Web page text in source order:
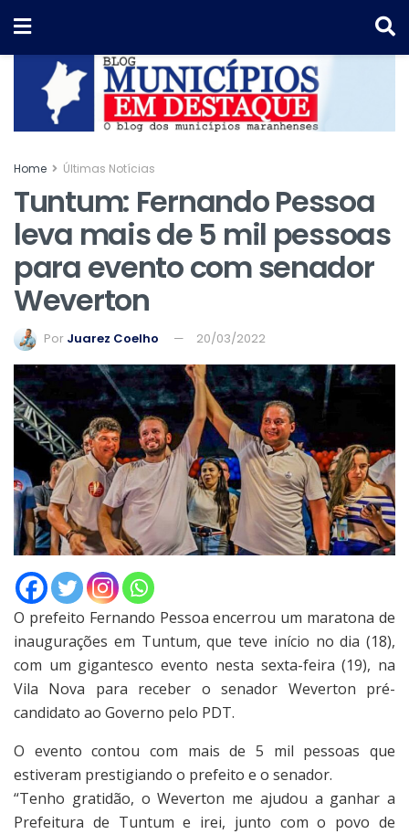
Home Últimas Notícias
Tuntum: Fernando Pessoa
leva mais de 5 mil pessoas
para evento com senador
Weverton
Por Juarez Coelho 20/03/2022
O prefeito Fernando Pessoa encerrou um maratona de
inaugurações em Tuntum, que teve início no dia (18),
com um gigantesco evento nesta sexta-feira (19), na
Vila Nova para receber o senador Weverton pré-
candidato ao Governo pelo PDT.
O evento contou com mais de 5 mil pessoas que
estiveram prestigiando o prefeito e o senador.
“Tenho gratidão, o Weverton me ajudou a ganhar a
Prefeitura de Tuntum e irei, junto com o povo de